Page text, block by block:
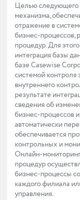
Целью следующего
механизма,
отражение в
бизнес-процессов,
процедур. Для
интеграция базы
базе Casewise
системой
внутреннего
результате
сведения об
бизнес-процессов
автоматически
обеспечивается
контрольных и
Онлайн-
процедур
бизнес-процессы
каждого филиала
управления.